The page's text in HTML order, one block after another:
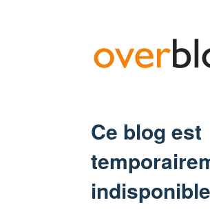
Ce blog est
indisponible